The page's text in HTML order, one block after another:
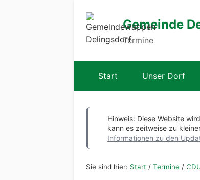
Gemeinde
Termine
Start Unser Dorf
Hinweis: Diese Website
kann es zeitweise zu
Informationen zu den
Sie sind hier: Start / Termine /